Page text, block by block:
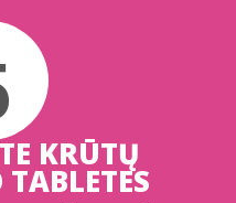
KRŪTŲ